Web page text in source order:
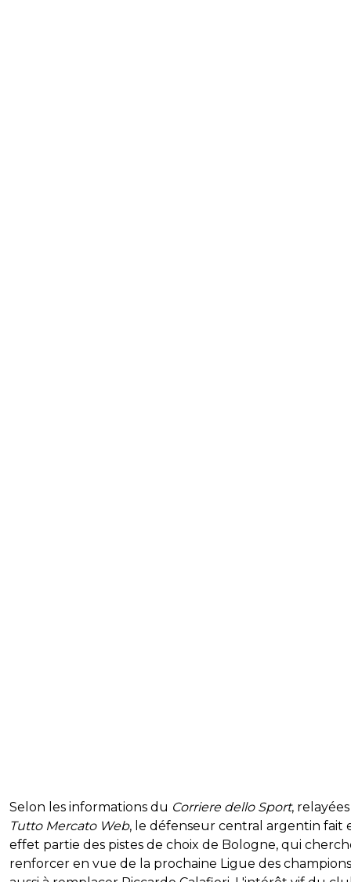
Selon les informations du Corriere dello Sport,
Tutto Mercato Web, le défenseur central argentin fait
effet partie des pistes de choix de Bologne, qui
renforcer en vue de la prochaine Ligue des